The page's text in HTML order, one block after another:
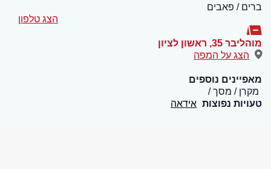
ברים / פאבים
הצג טלפון
מוהליבר 35 , ראשון לציון
הצג על המפה
מאפיינים נוספים
מקרן / מסך
טעויות נפוצות אידאה